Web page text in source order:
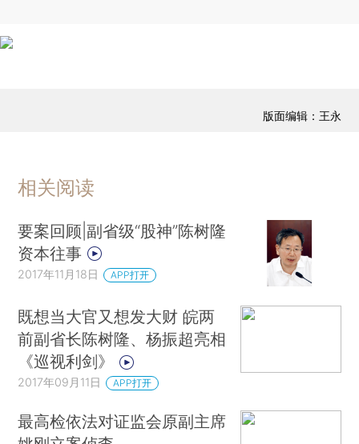
版面编辑：王永
相关阅读
要案回顾|副省级“股神”陈树隆
资本往事
2017年11月18日 APP打开
既想当大官又想发大财 皖两
前副省长陈树隆、杨振超亮相
《巡视利剑》
2017年09月11日 APP打开
最高检依法对证监会原副主席